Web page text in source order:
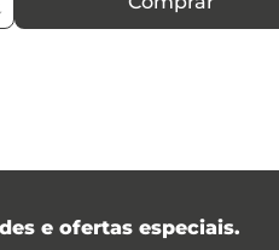
e ofertas especiais.